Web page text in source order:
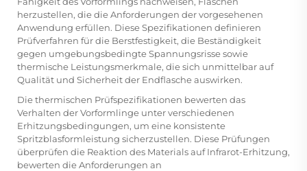
herzustellen, die die Anforderungen der vorgesehenen
Anwendung erfüllen. Diese Spezifikationen definieren
Prüfverfahren für die Berstfestigkeit, die Beständigkeit
gegen umgebungsbedingte Spannungsrisse sowie
thermische Leistungsmerkmale, die sich unmittelbar auf
Qualität und Sicherheit der Endflasche auswirken.
Die thermischen Prüfspezifikationen bewerten das
Verhalten der Vorformlinge unter verschiedenen
Erhitzungsbedingungen, um eine konsistente
Spritzblasformleistung sicherzustellen. Diese Prüfungen
überprüfen die Reaktion des Materials auf Infrarot-Erhitzung,
bewerten die Anforderungen an